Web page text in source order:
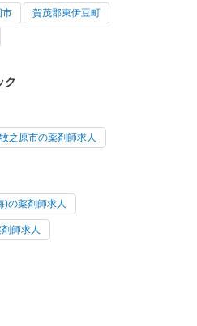
市 賀茂郡東伊豆町
ク
之原市の薬剤師求人
)の薬剤師求人
師求人